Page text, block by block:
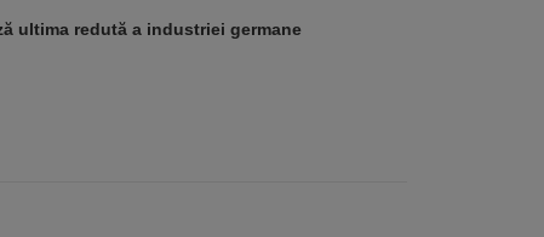
ultima redută a industriei germane